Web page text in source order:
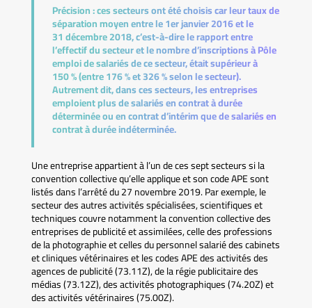
Précision :ces secteurs ont été choisis car leur taux de
séparation moyen entre le 1er janvier 2016 et le
31 décembre 2018, c’est-à-dire le rapport entre
l’effectif du secteur et le nombre d’inscriptions à Pôle
emploi de salariés de ce secteur, était supérieur à
150 % (entre 176 % et 326 % selon le secteur).
Autrement dit, dans ces secteurs, les entreprises
emploient plus de salariés en contrat à durée
déterminée ou en contrat d’intérim que de salariés en
contrat à durée indéterminée.
Une entreprise appartient à l’un de ces sept secteurs si la
convention collective qu’elle applique et son code APE sont
listés dans l’arrêté du 27 novembre 2019. Par exemple, le
secteur des autres activités spécialisées, scientifiques et
techniques couvre notamment la convention collective des
entreprises de publicité et assimilées, celle des professions
de la photographie et celles du personnel salarié des cabinets
et cliniques vétérinaires et les codes APE des activités des
agences de publicité (73.11Z), de la régie publicitaire des
médias (73.12Z), des activités photographiques (74.20Z) et
des activités vétérinaires (75.00Z).